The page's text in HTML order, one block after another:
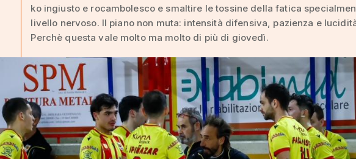
ko ingiusto e rocambolesco e smaltire le tossine della fatica
livello nervoso. Il piano non muta: intensità difensiva, pazienza e
Perchè questa vale molto ma molto di più di giovedì.